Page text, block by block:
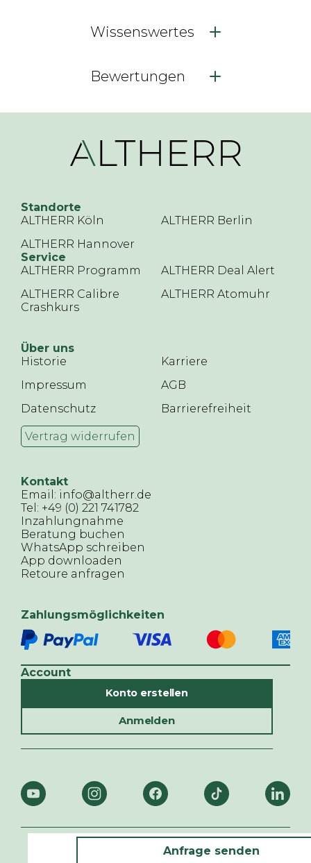
Anfrage senden
Wissenswertes
Bewertungen
Standorte
ALTHERR Köln
ALTHERR Berlin
ALTHERR Hannover
Service
ALTHERR Programm
ALTHERR Deal Alert
ALTHERR Calibre
Crashkurs
ALTHERR Atomuhr
Über uns
Historie
Karriere
Impressum
AGB
Datenschutz
Barrierefreiheit
Vertrag widerrufen
Kontakt
Email: info@altherr.de
Tel: +49 (0) 221 741782
Inzahlungnahme
Beratung buchen
WhatsApp schreiben
App downloaden
Retoure anfragen
Zahlungsmöglichkeiten
Account
Konto erstellen
Anmelden
© ALTHERR,2026